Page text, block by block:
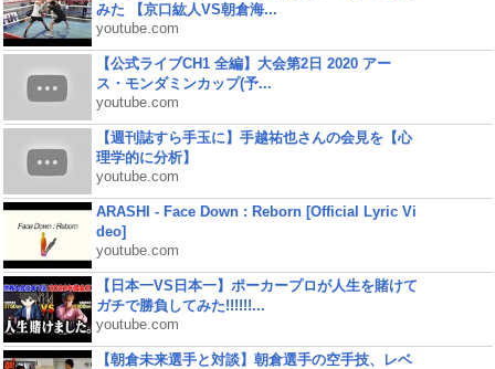
みた 【京口紘人VS朝倉海...
youtube.com
【公式ライブCH1 全編】大会第2日 2020 アー
ス・モンダミンカップ(予...
youtube.com
【週刊誌すら手玉に】手越祐也さんの会見を【心
理学的に分析】
youtube.com
ARASHI - Face Down : Reborn [Official Lyric Vi
deo]
youtube.com
【日本一VS日本一】ポーカープロが人生を賭けて
ガチで勝負してみた!!!!!!...
youtube.com
【朝倉未来選手と対談】朝倉選手の空手技、レベ